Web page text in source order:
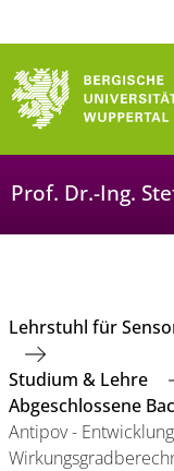
Prof. Dr.-Ing.
Lehrstuhl für
Studium & Lehre
Abgeschlossene
Antipov -